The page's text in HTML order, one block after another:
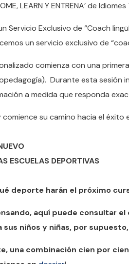
LEARN Y ENTRENA’ de
Servicio Exclusivo de “Coach
un servicio exclusivo de
comienza con una
Durante esta sesión
a medida que responda
su camino hacia el éxito
ESCUELAS DEPORTIVAS
deporte harán el próximo
aquí puede consultar
sus niños y niñas, por
una combinación cien por